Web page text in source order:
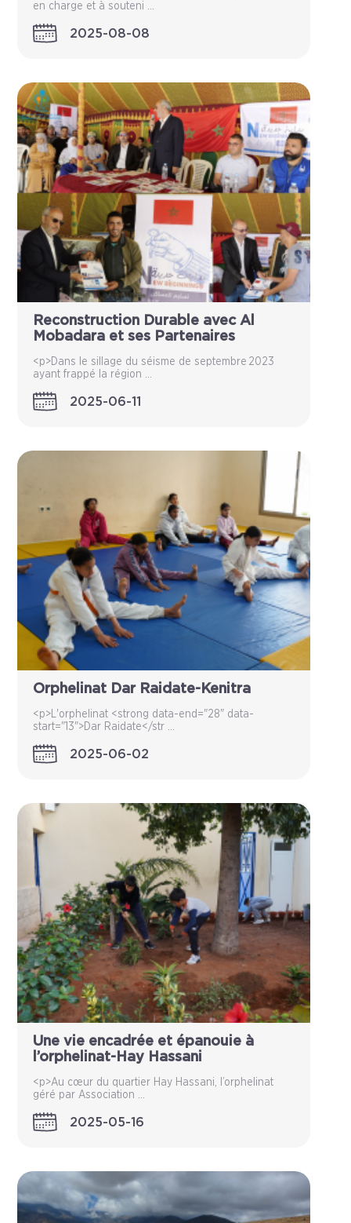
en charge et à souteni ...
2025-08-08
Reconstruction Durable avec Al
Mobadara et ses Partenaires
<p>Dans le sillage du séisme de septembre 2023
ayant frappé la région ...
2025-06-11
Orphelinat Dar Raidate-Kenitra
<p>L'orphelinat <strong data-end="28" data-
start="13">Dar Raidate</str ...
2025-06-02
Une vie encadrée et épanouie à
l’orphelinat-Hay Hassani
<p>Au cœur du quartier Hay Hassani, l’orphelinat
géré par Association ...
2025-05-16